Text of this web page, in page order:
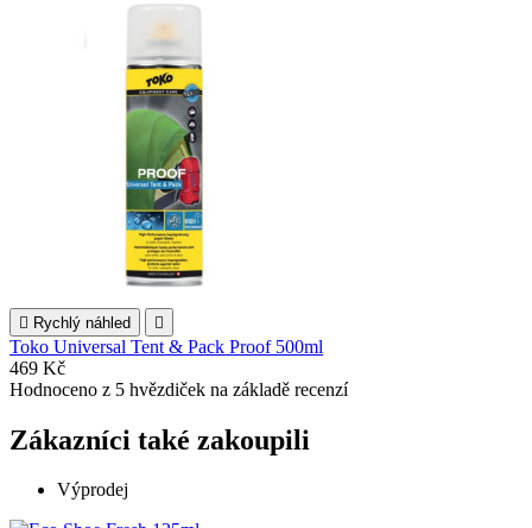
 Rychlý náhled 
Toko Universal Tent & Pack Proof 500ml
469 Kč
Hodnoceno z 5 hvězdiček na základě recenzí
Zákazníci také zakoupili
Výprodej